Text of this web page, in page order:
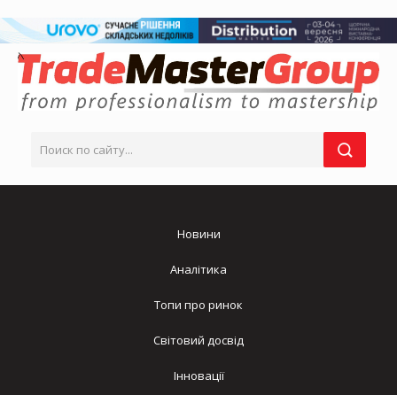
Новини
Аналітика
Топи про ринок
Світовий досвід
Інновації